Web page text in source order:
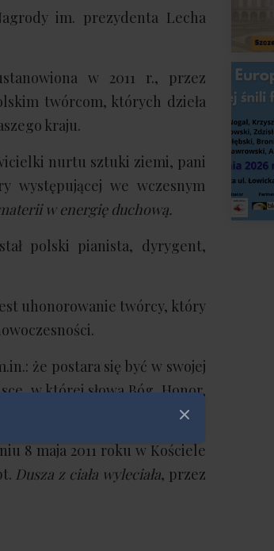
im. prezydenta Lecha
w 2011 r., przez
twórcom, których dzieła
kraju.
nurtu sztuki ziemi, pani
występującej we wczesnym
w energię duchową.
polski pianista, dyrygent,
uhonorowanie twórcy, który
że postara się być w swojej
w której słowa Bóg, Honor,
momentach naszej historii.
8 maja 2011 roku w Kościele
Dusza z ciała wyleciała, przez
Zamknij